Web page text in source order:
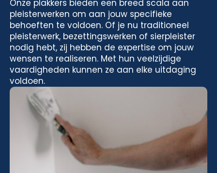
Onze plakkers bieden een breed scala aan
pleisterwerken om aan jouw specifieke
behoeften te voldoen. Of je nu traditioneel
pleisterwerk, bezettingswerken of sierpleister
nodig hebt, zij hebben de expertise om jouw
wensen te realiseren. Met hun veelzijdige
vaardigheden kunnen ze aan elke uitdaging
voldoen.